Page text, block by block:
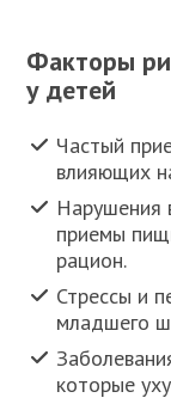
Факторы
у детей
Частый
влияющих
Нарушения
приемы
рацион.
Стрессы и
младшего
которые